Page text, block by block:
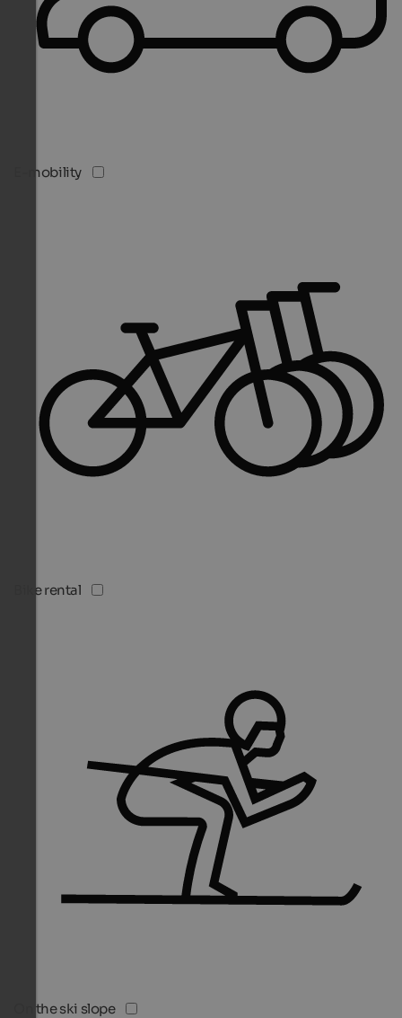
E-mobility
Bike rental
On the ski slope